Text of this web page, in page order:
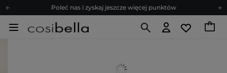
Poleć nas i zyskaj jeszcze więcej punktów
Zapisz się na newsletter pełen porad
Poleć nas i zyskaj jeszcze więcej punktów